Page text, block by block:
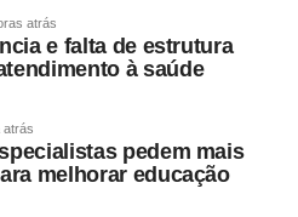
se os investimentos na
80, P-82 e P-83, com entrada
2027.
atrás
e falta de estrutura
à saúde
atrás
pedem mais
melhorar educação